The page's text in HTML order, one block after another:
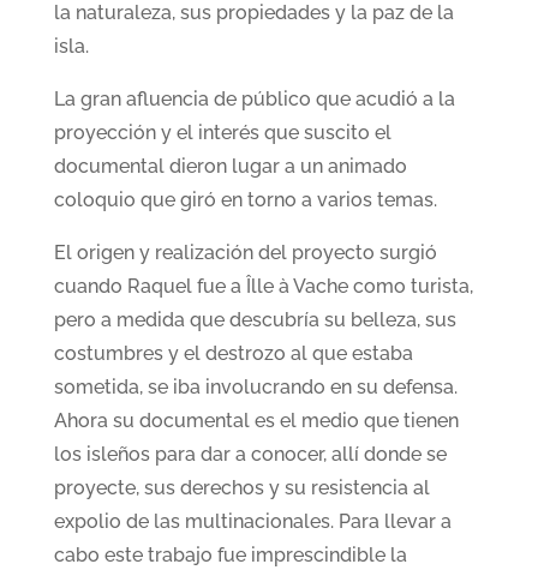
la naturaleza, sus propiedades y la paz de la
isla.
La gran afluencia de público que acudió a la
proyección y el interés que suscito el
documental dieron lugar a un animado
coloquio que giró en torno a varios temas.
El origen y realización del proyecto surgió
cuando Raquel fue a Îlle à Vache como turista,
pero a medida que descubría su belleza, sus
costumbres y el destrozo al que estaba
sometida, se iba involucrando en su defensa.
Ahora su documental es el medio que tienen
los isleños para dar a conocer, allí donde se
proyecte, sus derechos y su resistencia al
expolio de las multinacionales. Para llevar a
cabo este trabajo fue imprescindible la